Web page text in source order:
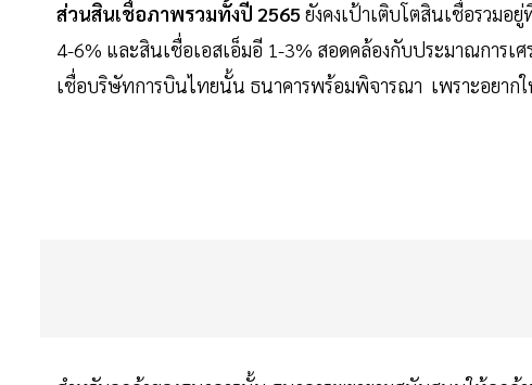
ส่วนสินเชื่อภาพรวมทั้งปี 2565 ยังคงเป้าเติบโตสินเชื่อรวมอ
4-6% และสินเชื่อเอสเอ็มอี 1-3% สอดคล้องกับประมาณการเ
เชื่อบริษัทการบินไทยนั้น ธนาคารพร้อมพิจารณา เพราะอยาก